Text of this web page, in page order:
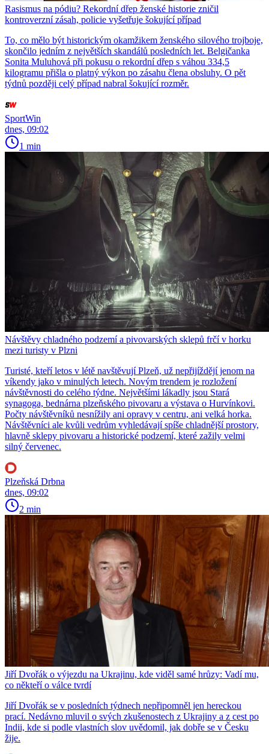
Rasismus na pódiu? Rekordní dřep ženské historie zničil
kontroverzní zásah, policie vyšetřuje šokující případ
To, co mělo být historickým okamžikem ženského silového trojboje,
skončilo jedním z největších skandálů posledních let. Belgičanka
Sonita Muluhová při pokusu o rekordní dřep s váhou 334,5
kilogramu přišla o platný výkon po zásahu člena obsluhy. O pět
týdnů později celý případ nabral šokující rozměr.
SportWin
dnes, 09:02
1 min
Návštěvy chladného podzemí a pivovarských sklepů frčí v horku
mezi turisty v Plzni
Turisté, kteří letos v létě navštěvují Plzeň, už nepřijíždějí jenom na
víkendy jako v minulých letech. Novým trendem je rozložení
návštěvnosti do celého týdne. Největšími lákadly jsou Stará
synagoga, bednárna plzeňského pivovaru a výstava o Hurvínkovi.
Počty návštěvníků nesnížily ani opravy v centru, ani velká horka.
Návštěvníci ale kvůli vedrům vyhledávají spíše chladnější prostory,
hlavně sklepy pivovaru a historické podzemí, které zažily velmi
silný červenec.
Plzeňská Drbna
dnes, 09:02
2 min
Jiří Dvořák o výjezdu na Ukrajinu, kde viděl samé hrůzy: Vadí mu,
co někteří o válce tvrdí
Jiří Dvořák se v posledních týdnech nepřipomněl jen hereckou
prací. Nedávno mluvil o svých zkušenostech z Ukrajiny a z cest po
Indii, kde si podle vlastních slov uvědomil, jak dobře se v Česku
žije.